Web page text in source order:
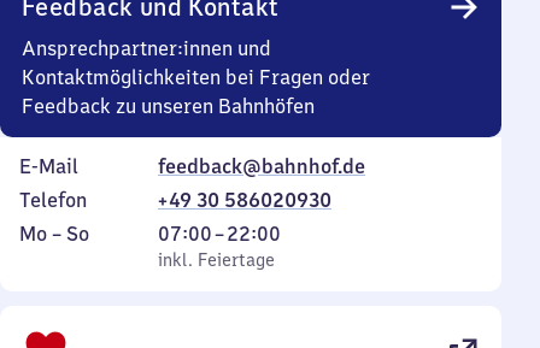
Feedback und Kontakt
Ansprechpartner:innen und
Kontaktmöglichkeiten bei Fragen oder
Feedback zu unseren Bahnhöfen
E-Mail
feedback@bahnhof.de
Telefon
+49 30 586020930
Montag
Mo – So,
inkl. Feiertage
07:00–22:00
Von
7
inkl. Feiertage